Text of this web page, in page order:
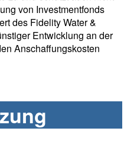
von Investmentfonds
des Fidelity Water &
Entwicklung an der
Anschaffungskosten